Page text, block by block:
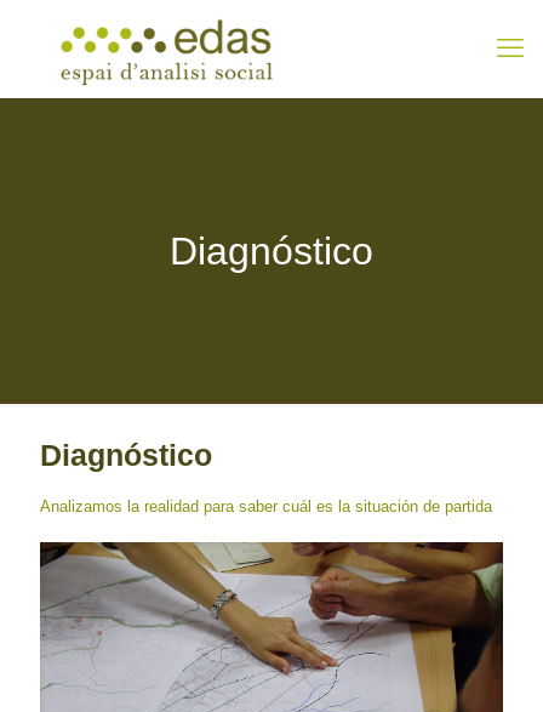
Diagnóstico
Diagnóstico
Analizamos la realidad para saber cuál es la situación de partida